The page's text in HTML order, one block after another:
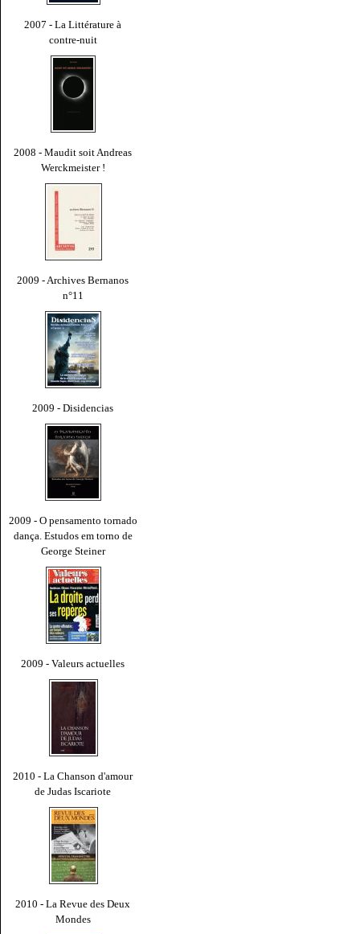
2007 - La Littérature à
contre-nuit
2008 - Maudit soit Andreas
Werckmeister !
2009 - Archives Bernanos
n°11
2009 - Disidencias
2009 - O pensamento tornado
dança. Estudos em torno de
George Steiner
2009 - Valeurs actuelles
2010 - La Chanson d'amour
de Judas Iscariote
2010 - La Revue des Deux
Mondes